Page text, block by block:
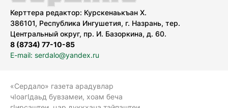
Керттера редактор: Курскенаькъан Х.
386101, Республика Ингушетия, г. Назрань, тер.
Центральный округ, пр. И. Базоркина, д. 60.
8 (8734) 77-10-85
E-mail: serdalo@yandex.ru
«Сердало» газета арадувлар
чIоагIдаьд бувзамеи, хоам беча